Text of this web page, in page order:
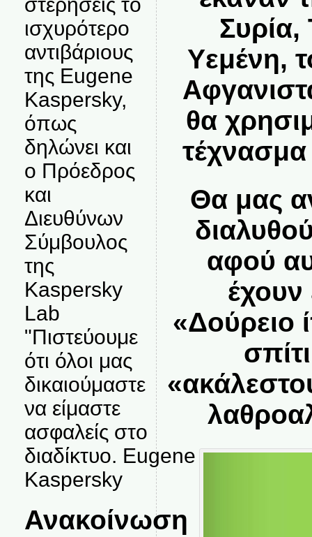
ισχυρότερο
αντιβάριους
της Eugene
Kaspersky,
όπως
δηλώνει και
ο Πρόεδρος
και
Διευθύνων
Σύμβουλος
της
Kaspersky
Lab
"Πιστεύουμε
ότι όλοι μας
δικαιούμαστε
να είμαστε
ασφαλείς στο
διαδίκτυο. Eugene
Kaspersky
Ανακοίνωση
Συρία,
Υεμένη,
θα
Θα μας
αφού
έχουν
«Δούρειο